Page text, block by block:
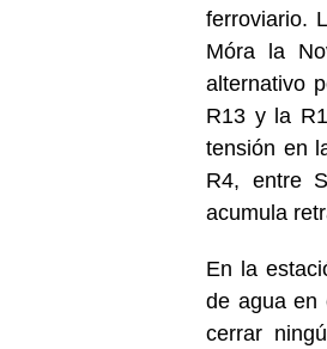
ferroviario.
Móra la
alternativo
R13 y la
tensión en
R4, entre
acumula
En la
de agua en
cerrar